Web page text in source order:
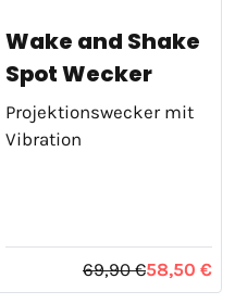
Wake and Shake
Spot Wecker
Projektionswecker mit
Vibration
69,90 €58,50 €